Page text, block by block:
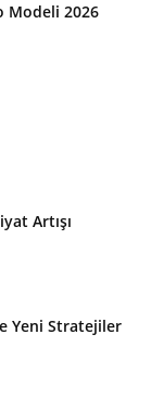
Modeli 2026
Artışı
Yeni Stratejiler